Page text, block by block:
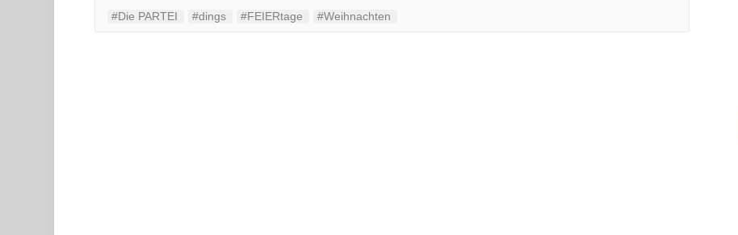
#Die PARTEI #dings #FEIERtage #Weihnachten